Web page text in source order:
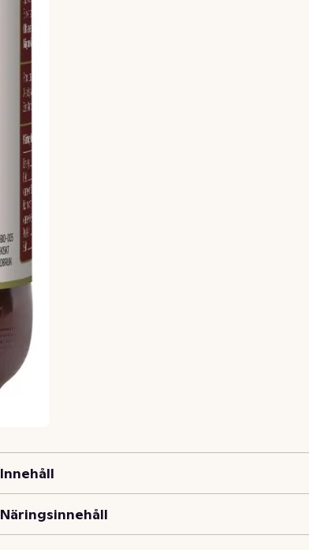
Innehåll
Näringsinnehåll